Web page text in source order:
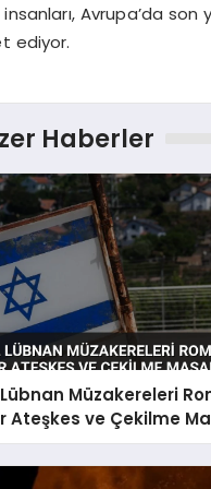
insanları, Avrupa’da
ediyor.
Haberler
Müzakereleri
Ateşkes ve Çekilme